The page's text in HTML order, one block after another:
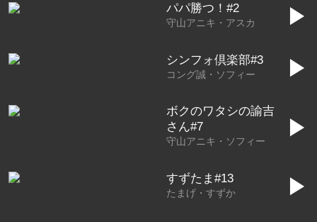
パパ勝つ！#2
守山アニキ・アスカ ▶
シンフォ倶楽部#3
コング誠・ソフィー ▶
ボクのワタシの諭吉
さん#7
守山アニキ・ソフィー
▶
すずたま#13
たまげ・すずか ▶